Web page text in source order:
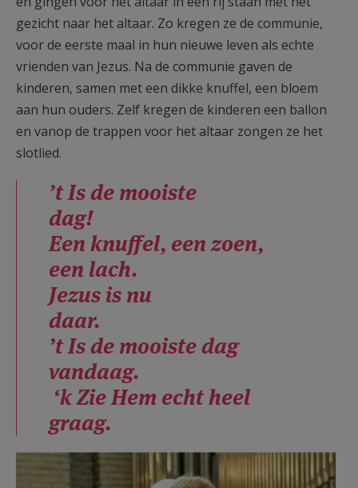
gezicht naar het altaar. Zo kregen ze de communie,
voor de eerste maal in hun nieuwe leven als echte
vrienden van Jezus. Na de communie gaven de
kinderen, samen met een dikke knuffel, een bloem
aan hun ouders. Zelf kregen de kinderen een ballon
en vanop de trappen voor het altaar zongen ze het
slotlied.
’t Is de mooiste
dag!
Een knuffel, een zoen,
een lach.
Jezus is nu
daar.
’t Is de mooiste dag
vandaag.
‘k Zie Hem echt heel
graag.